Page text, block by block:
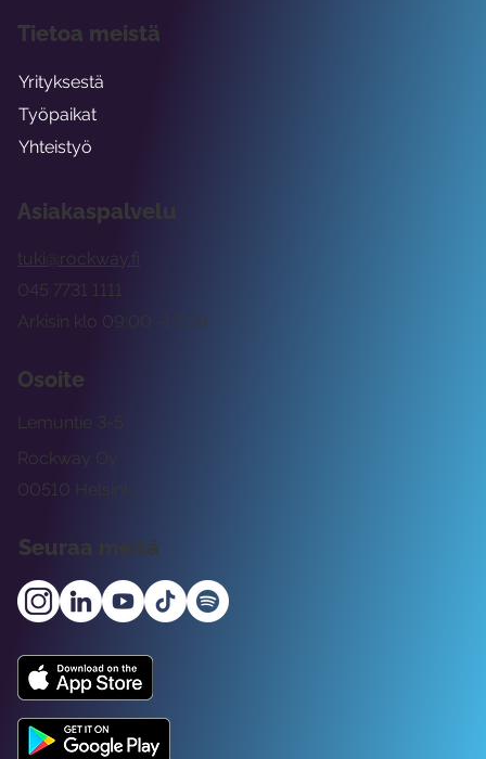
Asiakaspalvelu
tuki@rockway.fi
Arkisin klo 09:00 -15:00
045 7731 1111
Osoite
Rockway Oy
Lemuntie 3-5
00510 Helsinki
Seuraa meitä
Tietoa meistä
Yrityksestä
Työpaikat
Yhteistyö